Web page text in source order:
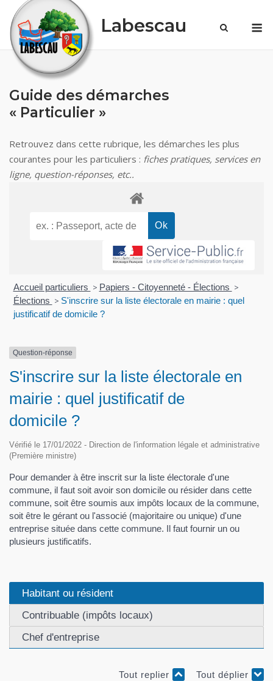
content
Labescau
Guide des démarches
« Particulier »
Retrouvez dans cette rubrique, les démarches les plus
courantes pour les particuliers : fiches pratiques, services en
ligne, question-réponses, etc..
Accueil particuliers > Papiers - Citoyenneté - Élections >
Élections > S'inscrire sur la liste électorale en mairie : quel
justificatif de domicile ?
Question-réponse
S'inscrire sur la liste électorale en
mairie : quel justificatif de
domicile ?
Vérifié le 17/01/2022 - Direction de l'information légale et administrative
(Première ministre)
Pour demander à être inscrit sur la liste électorale d'une
commune, il faut soit avoir son domicile ou résider dans cette
commune, soit être soumis aux impôts locaux de la commune,
soit être le gérant ou l'associé (majoritaire ou unique) d'une
entreprise située dans cette commune. Il faut fournir un ou
plusieurs justificatifs.
Habitant ou résident
Contribuable (impôts locaux)
Chef d'entreprise
Tout replier Tout déplier